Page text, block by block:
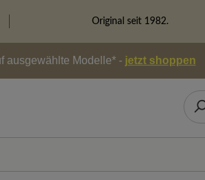
Original seit 1982.
ausgewählte Modelle* - jetzt shoppen